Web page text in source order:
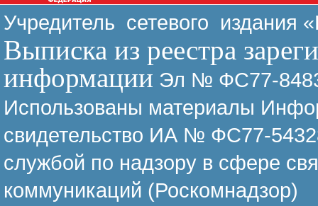
Учредитель сетевого издания
Выписка из реестра
информации Эл № ФС77-
Использованы материалы
свидетельство ИА № ФС77-
службой по надзору в сфере
коммуникаций (Роскомнадзор)